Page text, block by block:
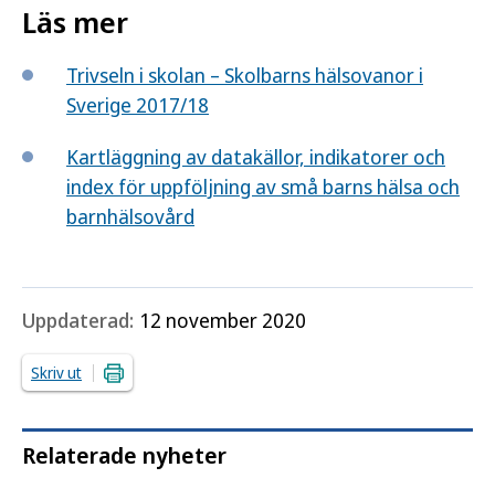
Läs mer
Trivseln i skolan – Skolbarns hälsovanor i
Sverige 2017/18
Kartläggning av datakällor, indikatorer och
index för uppföljning av små barns hälsa och
barnhälsovård
Uppdaterad: 12 november 2020
Skriv ut
Relaterade nyheter